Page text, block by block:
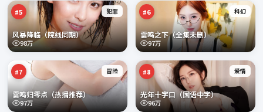
#5 犯罪
风暴降临（院线同期）
98万
#6 科幻
雷鸣之下（全集未删）
97万
#7 冒险
雷鸣归零点（热播推荐）
97万
#8 爱情
光年十字口（国语中字）
96万